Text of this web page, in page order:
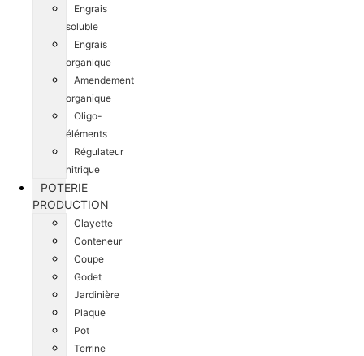
Engrais
soluble
Engrais
organique
Amendement
organique
Oligo-
éléments
Régulateur
nitrique
POTERIE
PRODUCTION
Clayette
Conteneur
Coupe
Godet
Jardinière
Plaque
Pot
Terrine